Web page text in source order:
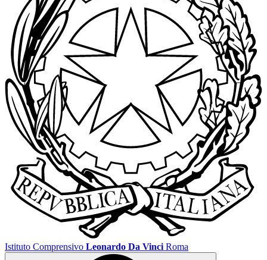
Istituto Comprensivo Leonardo Da Vinci Roma